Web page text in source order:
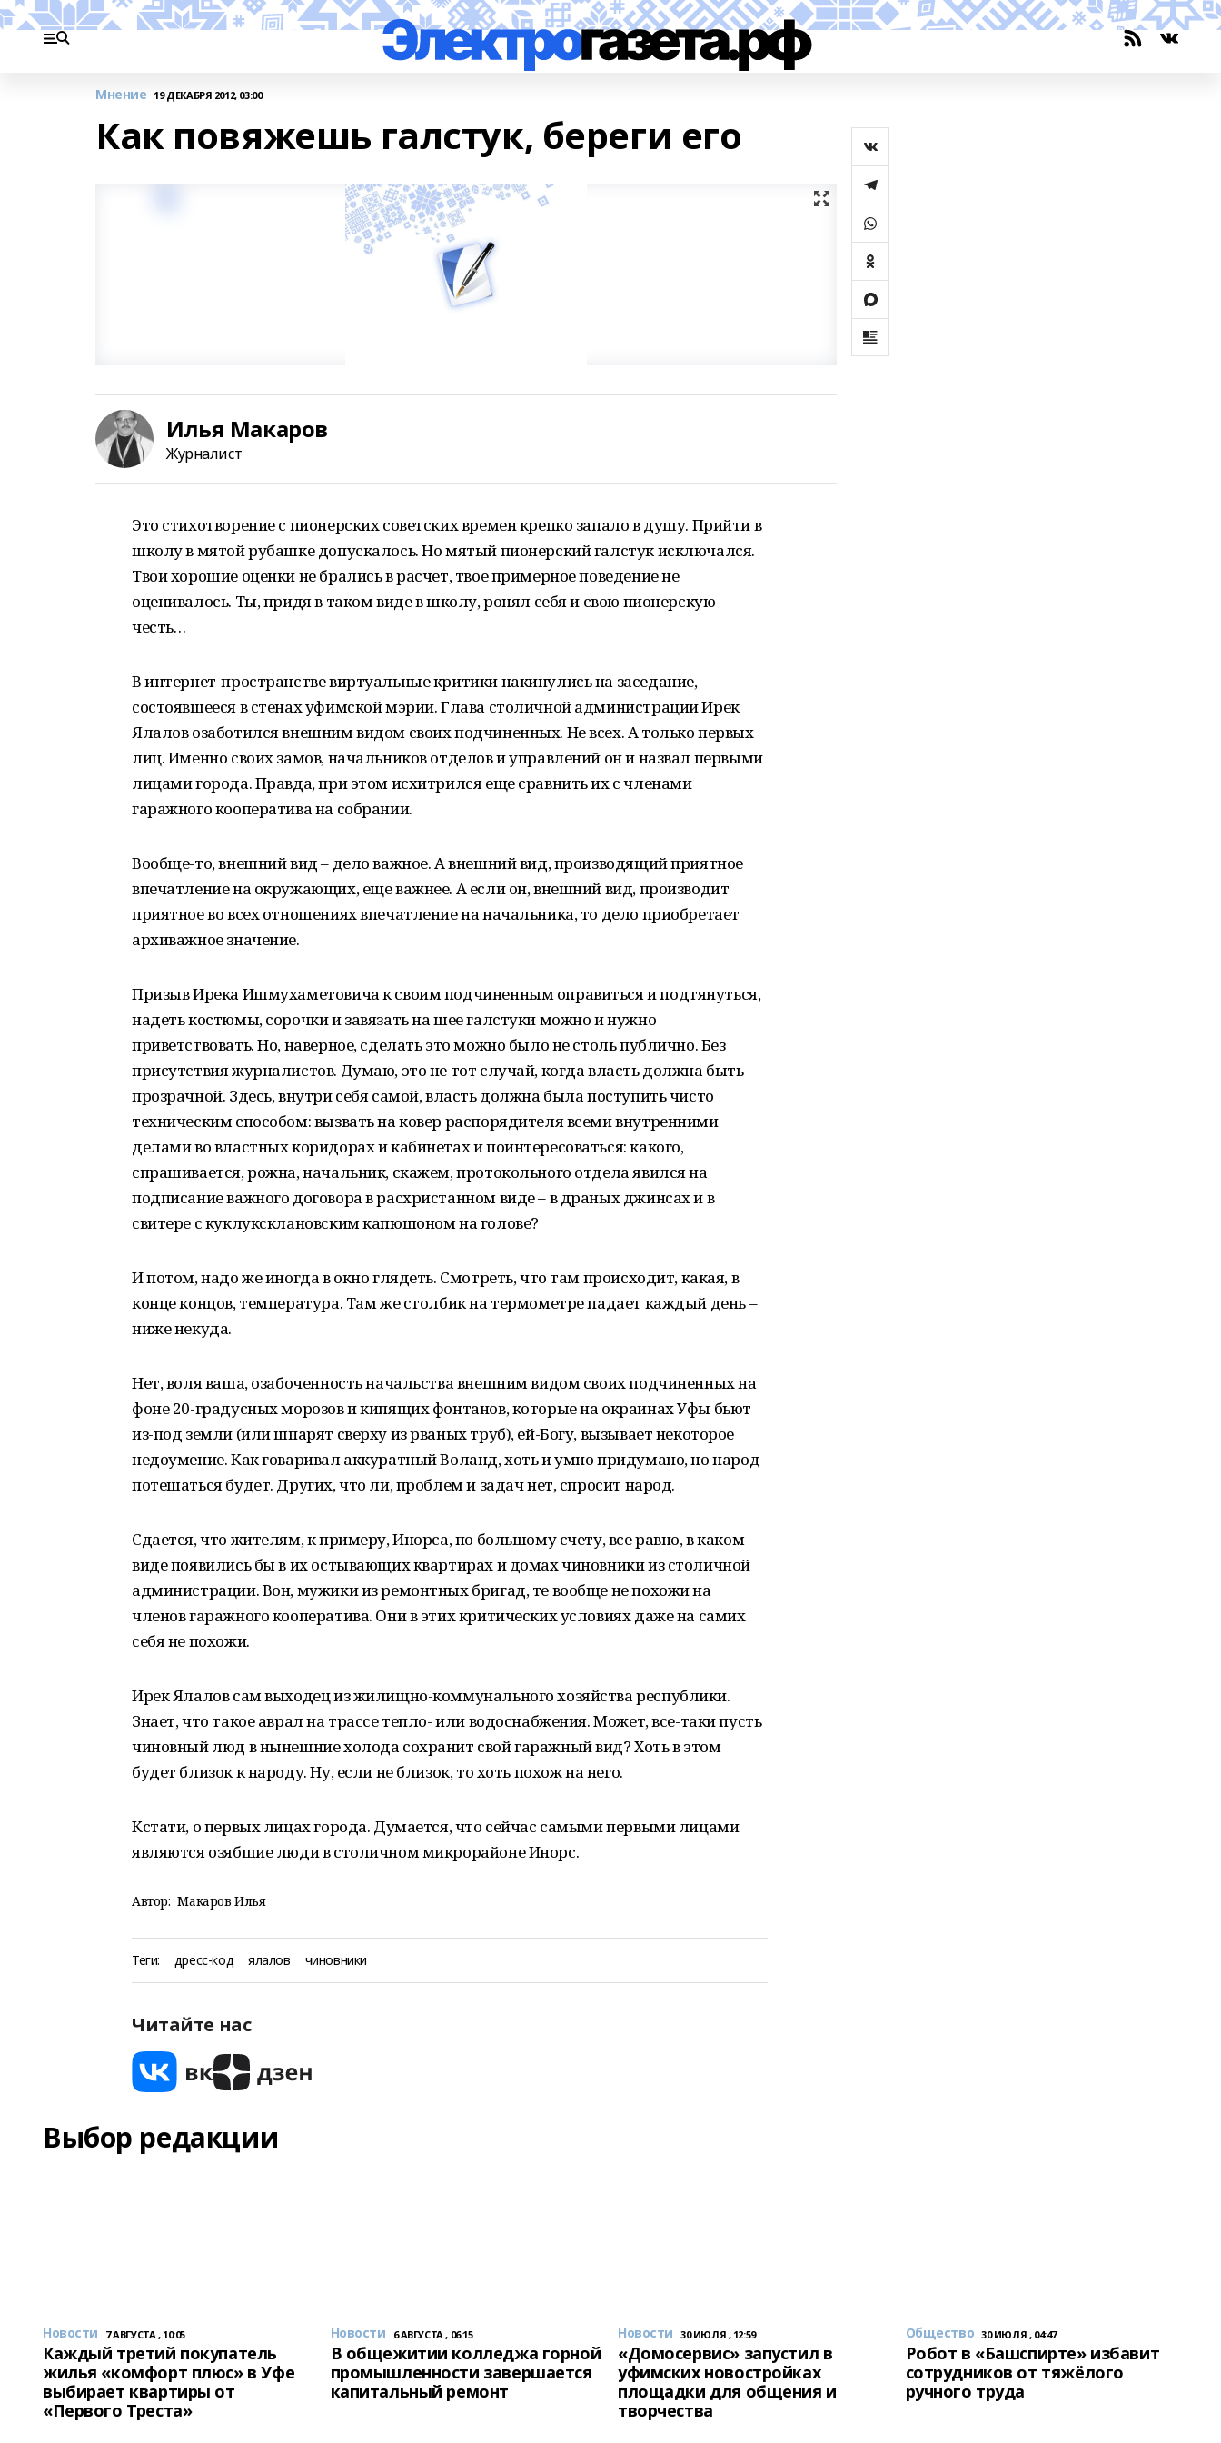
Мнение 19 ДЕКАБРЯ 2012, 03:00
Как повяжешь галстук, береги его
Илья Макаров
Журналист
Это стихотворение с пионерских советских времен крепко запало в душу. Прийти в
школу в мятой рубашке допускалось. Но мятый пионерский галстук исключался.
Твои хорошие оценки не брались в расчет, твое примерное поведение не
оценивалось. Ты, придя в таком виде в школу, ронял себя и свою пионерскую
честь…
В интернет-пространстве виртуальные критики накинулись на заседание,
состоявшееся в стенах уфимской мэрии. Глава столичной администрации Ирек
Ялалов озаботился внешним видом своих подчиненных. Не всех. А только первых
лиц. Именно своих замов, начальников отделов и управлений он и назвал первыми
лицами города. Правда, при этом исхитрился еще сравнить их с членами
гаражного кооператива на собрании.
Вообще-то, внешний вид – дело важное. А внешний вид, производящий приятное
впечатление на окружающих, еще важнее. А если он, внешний вид, производит
приятное во всех отношениях впечатление на начальника, то дело приобретает
архиважное значение.
Призыв Ирека Ишмухаметовича к своим подчиненным оправиться и подтянуться,
надеть костюмы, сорочки и завязать на шее галстуки можно и нужно
приветствовать. Но, наверное, сделать это можно было не столь публично. Без
присутствия журналистов. Думаю, это не тот случай, когда власть должна быть
прозрачной. Здесь, внутри себя самой, власть должна была поступить чисто
техническим способом: вызвать на ковер распорядителя всеми внутренними
делами во властных коридорах и кабинетах и поинтересоваться: какого,
спрашивается, рожна, начальник, скажем, протокольного отдела явился на
подписание важного договора в расхристанном виде – в драных джинсах и в
свитере с куклуксклановским капюшоном на голове?
И потом, надо же иногда в окно глядеть. Смотреть, что там происходит, какая, в
конце концов, температура. Там же столбик на термометре падает каждый день –
ниже некуда.
Нет, воля ваша, озабоченность начальства внешним видом своих подчиненных на
фоне 20-градусных морозов и кипящих фонтанов, которые на окраинах Уфы бьют
из-под земли (или шпарят сверху из рваных труб), ей-Богу, вызывает некоторое
недоумение. Как говаривал аккуратный Воланд, хоть и умно придумано, но народ
потешаться будет. Других, что ли, проблем и задач нет, спросит народ.
Сдается, что жителям, к примеру, Инорса, по большому счету, все равно, в каком
виде появились бы в их остывающих квартирах и домах чиновники из столичной
администрации. Вон, мужики из ремонтных бригад, те вообще не похожи на
членов гаражного кооператива. Они в этих критических условиях даже на самих
себя не похожи.
Ирек Ялалов сам выходец из жилищно-коммунального хозяйства республики.
Знает, что такое аврал на трассе тепло- или водоснабжения. Может, все-таки пусть
чиновный люд в нынешние холода сохранит свой гаражный вид? Хоть в этом
будет близок к народу. Ну, если не близок, то хоть похож на него.
Кстати, о первых лицах города. Думается, что сейчас самыми первыми лицами
являются озябшие люди в столичном микрорайоне Инорс.
Автор: Макаров Илья
Теги: дресс-код ялалов чиновники
Читайте нас
Выбор редакции
Новости 7 АВГУСТА , 10:05
Каждый третий покупатель
жилья «комфорт плюс» в Уфе
выбирает квартиры от
«Первого Треста»
Новости 6 АВГУСТА , 06:15
В общежитии колледжа горной
промышленности завершается
капитальный ремонт
Новости 30 ИЮЛЯ , 12:59
«Домосервис» запустил в
уфимских новостройках
площадки для общения и
творчества
Общество 30 ИЮЛЯ , 04:47
Робот в «Башспирте» избавит
сотрудников от тяжёлого
ручного труда